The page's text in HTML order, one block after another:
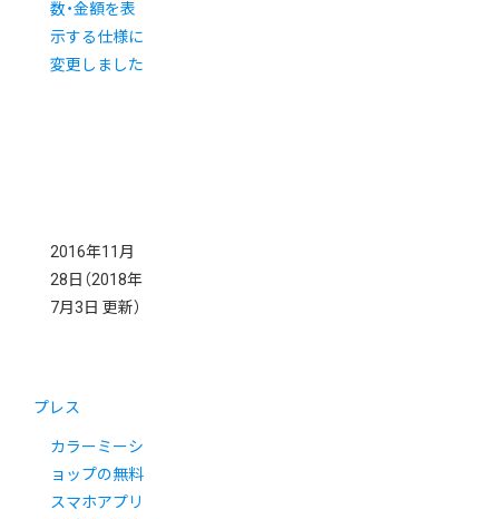
数・金額を表
示する仕様に
変更しました
2016年11月
28日 （2018年
7月3日 更新）
プレス
カラーミーシ
ョップの無料
スマホアプリ